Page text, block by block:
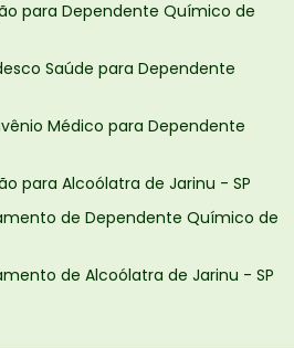
para Dependente Químico de
Saúde para Dependente
Médico para Dependente
para Alcoólatra de Jarinu - SP
de Dependente Químico de
de Alcoólatra de Jarinu - SP